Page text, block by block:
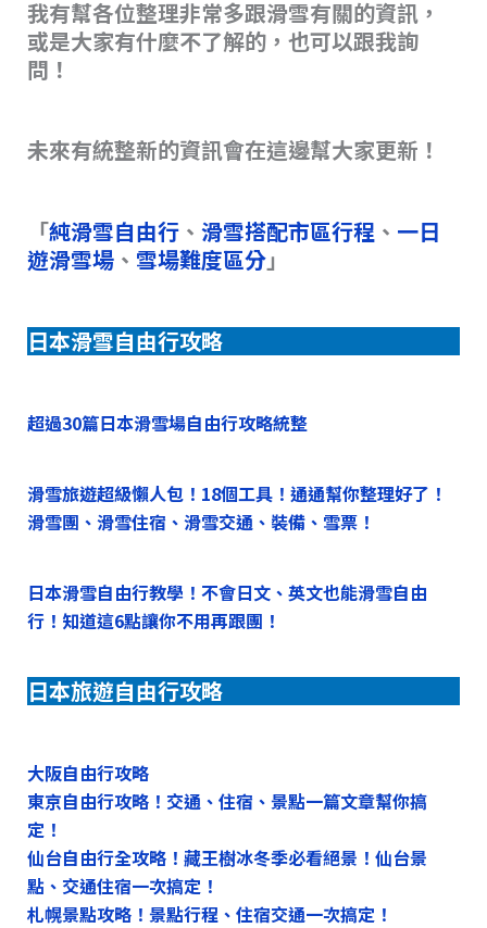
我有幫各位整理非常多跟滑雪有關的資訊，
或是大家有什麼不了解的，也可以跟我詢
問！
未來有統整新的資訊會在這邊幫大家更新！
「純滑雪自由行、 滑雪搭配市區行程、 一日
遊滑雪場、 雪場難度區分」
日本滑雪自由行攻略
超過30篇日本滑雪場自由行攻略統整
滑雪旅遊超級懶人包！18個工具！通通幫你整理好了！
滑雪團、滑雪住宿、滑雪交通、裝備、雪票！
日本滑雪自由行教學！不會日文、英文也能滑雪自由
行！知道這6點讓你不用再跟團！
日本旅遊自由行攻略
大阪自由行攻略
東京自由行攻略！交通、住宿、景點一篇文章幫你搞
定！
仙台自由行全攻略！藏王樹冰冬季必看絕景！仙台景
點、交通住宿一次搞定！
札幌景點攻略！景點行程、住宿交通一次搞定！